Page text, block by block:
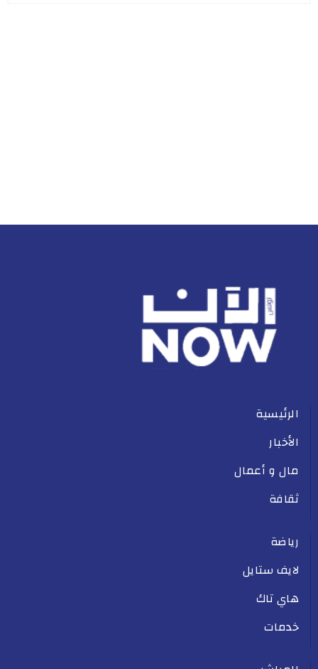
الرئيسية
الأخبار
مال و أعمال
ثقافة
رياضة
لايف ستايل
هاي تاك
خدمات